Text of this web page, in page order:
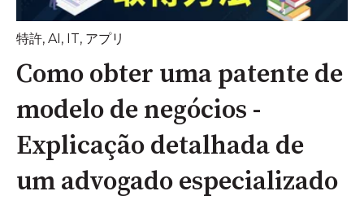
特許, AI , IT, アプリ
Como obter uma patente de
modelo de negócios -
Explicação detalhada de
um advogado especializado